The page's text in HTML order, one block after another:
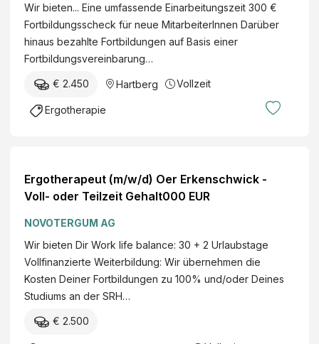
Wir bieten... Eine umfassende Einarbeitungszeit 300 €
Fortbildungsscheck für neue MitarbeiterInnen Darüber
hinaus bezahlte Fortbildungen auf Basis einer
Fortbildungsvereinbarung…
€ 2.450 Hartberg Vollzeit
Ergotherapie
Ergotherapeut (m/w/d) Oer Erkenschwick -
Voll- oder Teilzeit Gehalt000 EUR
NOVOTERGUM AG
Wir bieten Dir Work life balance: 30 + 2 Urlaubstage
Vollfinanzierte Weiterbildung: Wir übernehmen die
Kosten Deiner Fortbildungen zu 100% und/oder Deines
Studiums an der SRH…
€ 2.500